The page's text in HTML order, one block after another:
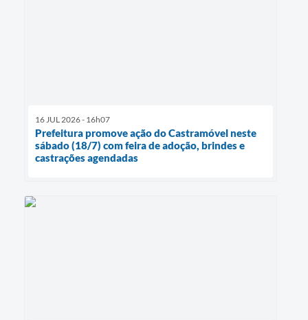
16 JUL 2026 - 16h07
Prefeitura promove ação do Castramóvel neste
sábado (18/7) com feira de adoção, brindes e
castrações agendadas